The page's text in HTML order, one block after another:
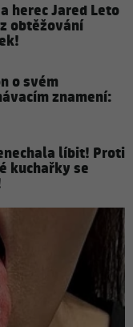
herec Jared Leto
obtěžování
o svém
znamení:
líbit! Proti
kuchařky se